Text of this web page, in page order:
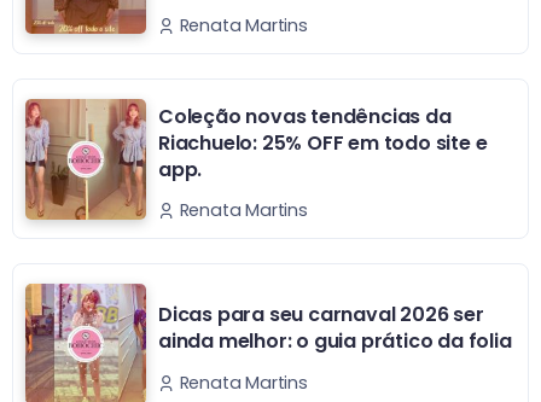
Renata Martins
Coleção novas tendências da
Riachuelo: 25% OFF em todo site e
app.
Renata Martins
Dicas para seu carnaval 2026 ser
ainda melhor: o guia prático da folia
Renata Martins